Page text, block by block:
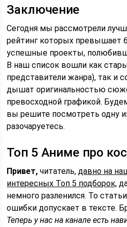
Заключение
Сегодня мы рассмотрели
рейтинг которых превышает
успешные проекты,
В наш список вошли как
представители жанра), так и
дышат оригинальностью
превосходной графикой.
вы решите посмотреть одну
разочаруетесь.
Топ 5 Аниме про
Привет, читатель,давно на
интересных Топ 5 подборок,
немного разленился. То
ошибки допускает в тексте.
Теперь у нас на канале есть